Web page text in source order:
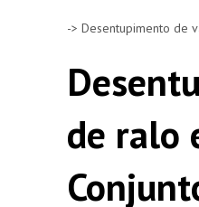
-> Desentupimento de
de ralo